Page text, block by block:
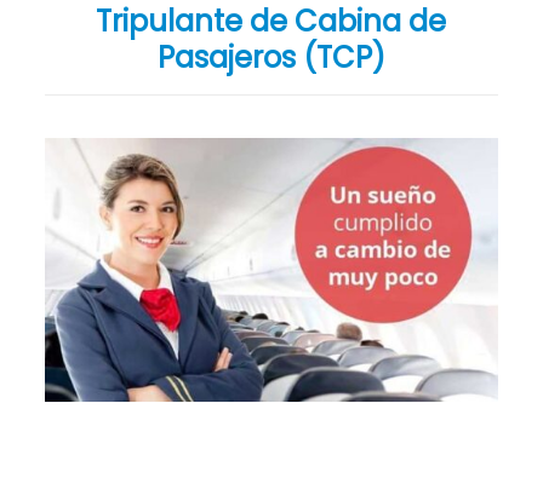
Tripulante de Cabina de
Pasajeros (TCP)